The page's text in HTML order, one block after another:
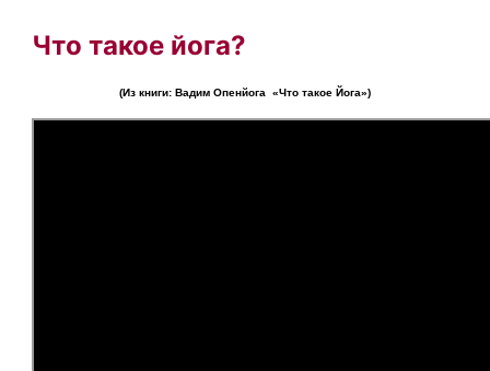
Что такое йога?
(Из книги: Вадим Опенйога «Что такое Йога»)